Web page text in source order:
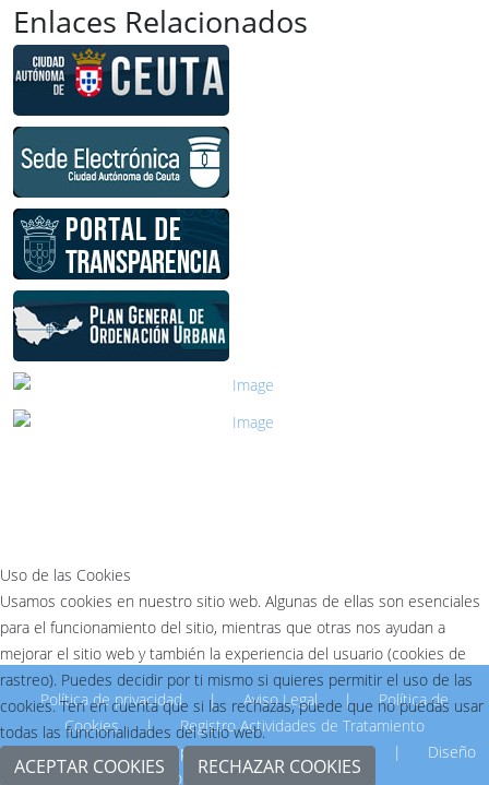
Enlaces Relacionados
Política de privacidad | Aviso Legal |
Política de
Cookies
|
Registro Actividades de Tratamiento
© 2026 Empresa Municipal de la Vivienda de Ceuta.
|
Diseño
Dpto.Informática EMVICESA.
Uso de las Cookies
Usamos cookies en nuestro sitio web. Algunas de ellas son esenciales
para el funcionamiento del sitio, mientras que otras nos ayudan a
mejorar el sitio web y también la experiencia del usuario (cookies de
rastreo). Puedes decidir por ti mismo si quieres permitir el uso de las
cookies. Ten en cuenta que si las rechazas, puede que no puedas usar
todas las funcionalidades del sitio web.
ACEPTAR COOKIES RECHAZAR COOKIES